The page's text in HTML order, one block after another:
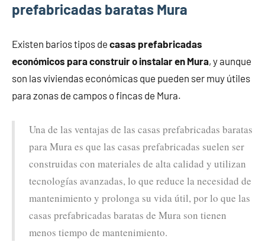
prefabricadas baratas Mura
Existen barios tipos de casas prefabricadas
económicos para construir o instalar en Mura, y aunque
son las viviendas económicas que pueden ser muy útiles
para zonas de campos o fincas de Mura.
Una de las ventajas de las casas prefabricadas baratas
para Mura es que las casas prefabricadas suelen ser
construidas con materiales de alta calidad y utilizan
tecnologías avanzadas, lo que reduce la necesidad de
mantenimiento y prolonga su vida útil, por lo que las
casas prefabricadas baratas de Mura son tienen
menos tiempo de mantenimiento.